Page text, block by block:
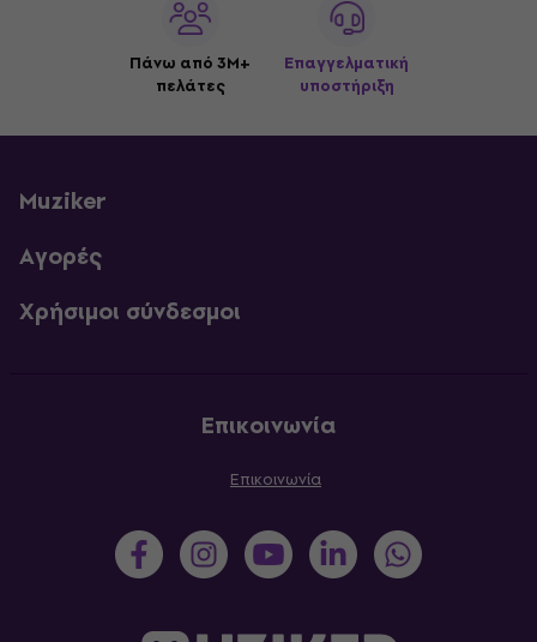
Πάνω από 3M+
πελάτες
Επαγγελματική
υποστήριξη
Muziker
Αγορές
Χρήσιμοι σύνδεσμοι
Επικοινωνία
Επικοινωνία